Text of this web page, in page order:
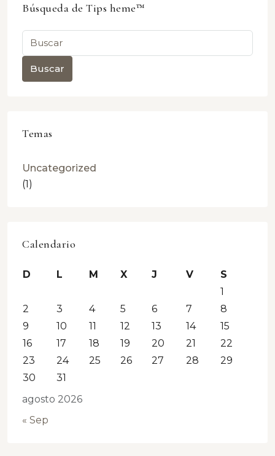
Búsqueda de Tips heme™
Buscar
Temas
Uncategorized
(1)
Calendario
agosto 2026
D L M X J V
S
1
2
3 4 5 6 7
8
9
10 11 12 13 14
15
16
17 18 19 20 21
22
23
24 25 26 27 28
29
30
31
« Sep